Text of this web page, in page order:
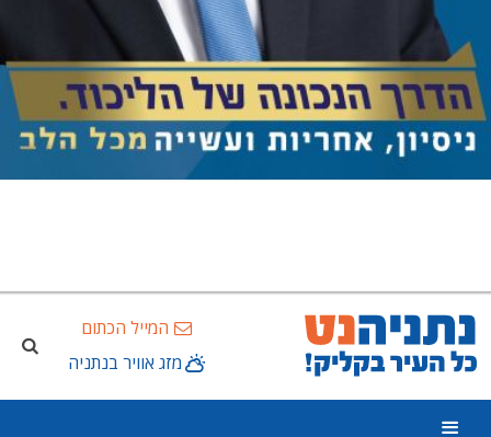
המייל הכתום
מזג אוויר בנתניה